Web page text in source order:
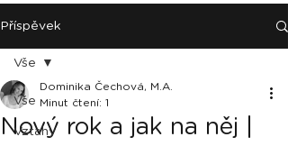
Příspěvek
Vše
Vztahy
Vše
Nový rok a jak na něj |
Dominika Čechová, M.A.
Minut čtení: 1